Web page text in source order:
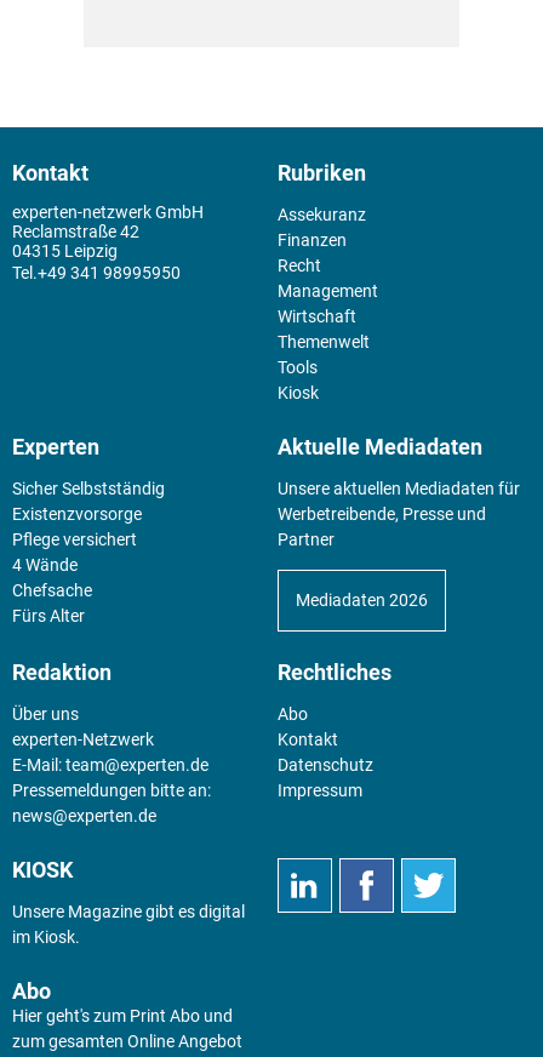
Kontakt
experten-netzwerk GmbH
Reclamstraße 42
04315 Leipzig
+49 341 98995950
Rubriken
Assekuranz
Finanzen
Recht
Management
Wirtschaft
Themenwelt
Tools
Kiosk
Experten
Sicher Selbstständig
Existenz­vorsorge
Pflege versichert
4 Wände
Chefsache
Fürs Alter
Aktuelle Mediadaten
Unsere aktuellen Mediadaten für
Werbetreibende, Presse und
Partner
Mediadaten 2026
Redaktion
Über uns
experten-Netzwerk
E-Mail:team@experten.de
Pressemeldungen bitte an:
news@experten.de
Rechtliches
Abo
Kontakt
Datenschutz
Impressum
KIOSK
Unsere Magazine gibt es digital
im Kiosk.
Abo
Hier geht's zum Print Abo und
zum gesamten Online Angebot